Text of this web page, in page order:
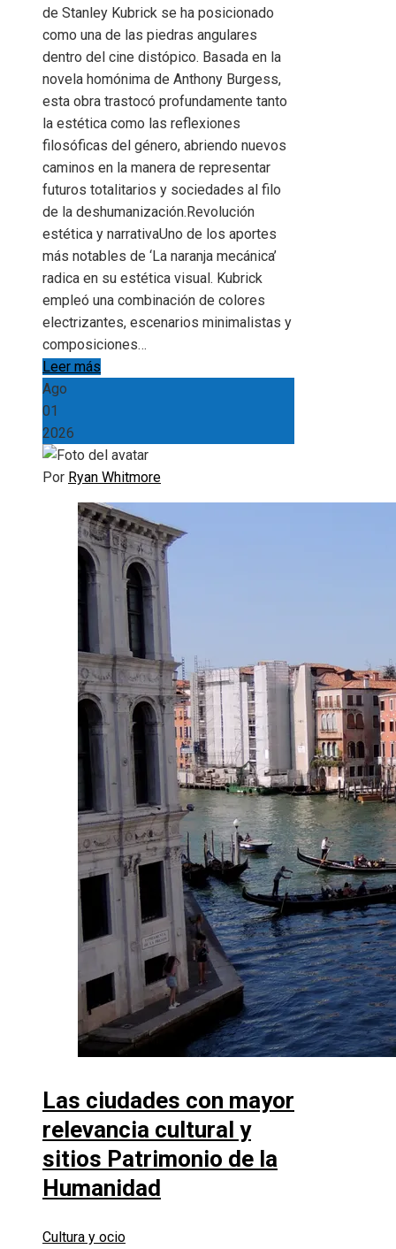
de Stanley Kubrick se ha posicionado
como una de las piedras angulares
dentro del cine distópico. Basada en la
novela homónima de Anthony Burgess,
esta obra trastocó profundamente tanto
la estética como las reflexiones
filosóficas del género, abriendo nuevos
caminos en la manera de representar
futuros totalitarios y sociedades al filo
de la deshumanización.Revolución
estética y narrativaUno de los aportes
más notables de ‘La naranja mecánica’
radica en su estética visual. Kubrick
empleó una combinación de colores
electrizantes, escenarios minimalistas y
composiciones…
Leer más
Ago
01
2026
Por Ryan Whitmore
Las ciudades con mayor
relevancia cultural y
sitios Patrimonio de la
Humanidad
Cultura y ocio